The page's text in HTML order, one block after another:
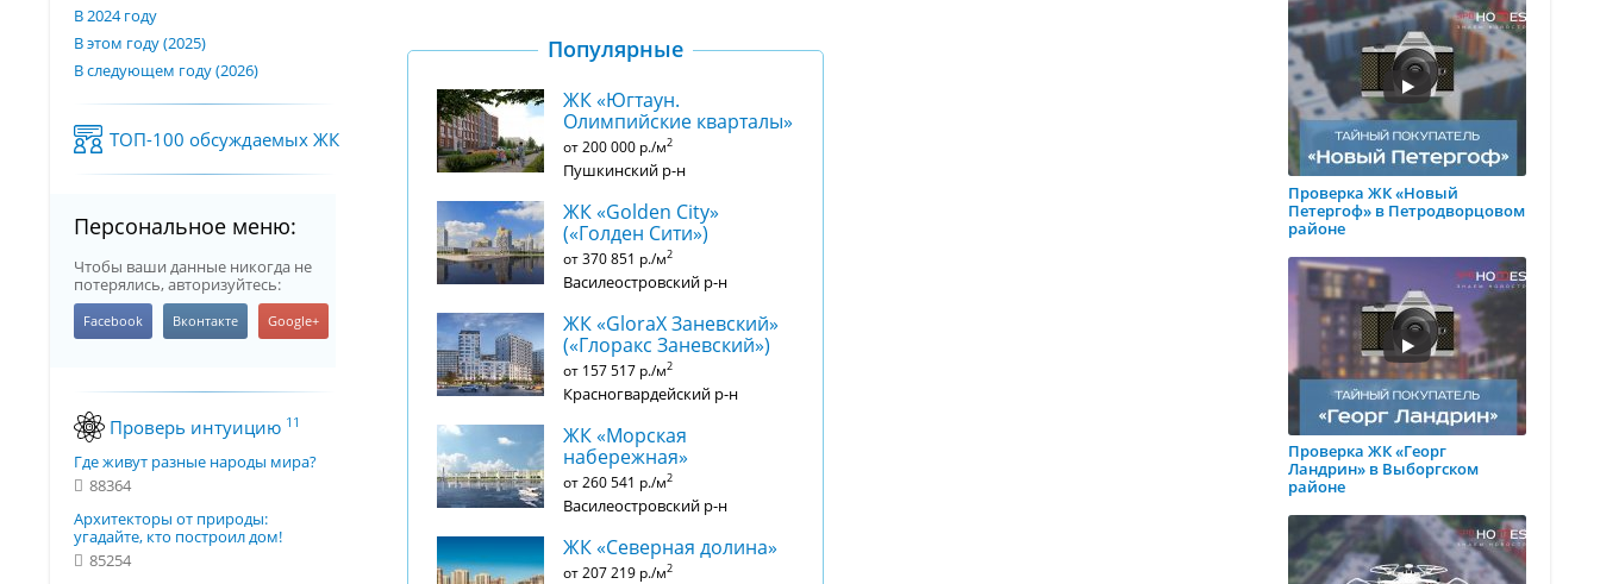
В 2024 году
В этом году (2025)
В следующем году (2026)
ТОП-100 обсуждаемых ЖК
Персональное меню:
Чтобы ваши данные никогда не
потерялись, авторизуйтесь:
Проверь интуицию 11
Где живут разные народы мира?
88364
Архитекторы от природы:
угадайте, кто построил дом!
85254
Популярные
ЖК «Югтаун.
Олимпийские кварталы»
от 200 000 р./м2
Пушкинский р-н
ЖК «Golden City»
(«Голден Сити»)
от 370 851 р./м2
Василеостровский р-н
ЖК «GloraX Заневский»​
(«Глоракс Заневский»)
от 157 517 р./м2
Красногвардейский р-н
ЖК «Морская
набережная»
от 260 541 р./м2
Василеостровский р-н
ЖК «Северная долина»
от 207 219 р./м2
Проверка ЖК «Новый
Петергоф» в Петродворцовом
районе
Проверка ЖК «Георг
Ландрин» в Выборгском
районе